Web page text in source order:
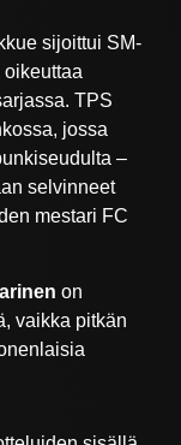
sijoittui SM-
TPS
jossa
–
selvinneet
mestari FC
on
vaikka pitkän